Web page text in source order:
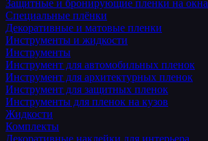
Защитные и бронирующие пленки на окна
Специальные плёнки
Декоративные и матовые пленки
Инструменты и жидкости
Инструменты
Инструмент для автомобильных пленок
Инструмент для архитектурных пленок
Инструмент для защитных пленок
Инструменты для пленок на кузов
Жидкости
Комплекты
Декоративные наклейки для интерьера